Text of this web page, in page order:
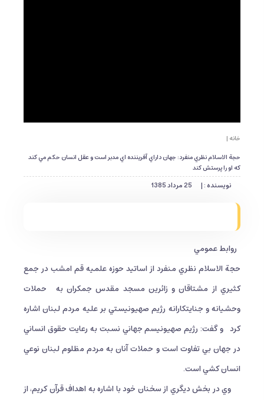
خانه |
حجة الاسلام نظري منفرد: جهان داراي آفريننده اي مدبر است و عقل انسان حكم مي كند
كه او را پرستش كند
نویسنده : | 25 مرداد 1385
روابط عمومي
حجة الاسلام نظري منفرد از اساتيد حوزه علميه قم امشب در جمع
كثيري از مشتاقان و زائرين مسجد مقدس جمكران به
حملات
وحشيانه و جنايتكارانه رژيم صهيونيستي بر عليه مردم لبنان اشاره
كرد و گفت: رژيم صهيونيسم جهاني نسبت به رعايت حقوق انساني
در جهان بي تفاوت است و حملات آنان به مردم مظلوم لبنان نوعي
انسان كشي است.
وي در بخش ديگري از سخنان خود با اشاره به اهداف قرآن كريم، از